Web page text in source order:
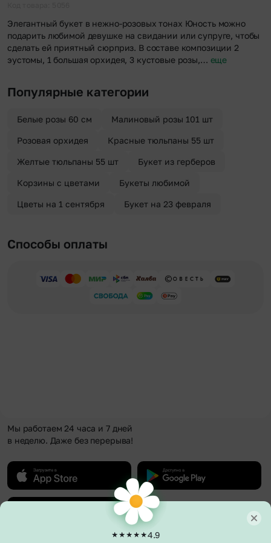
Элегантный букет в нежно-розовых тонах Юность можно
подарить любимой девушке на свидании или супруге, чтобы
сделать ей приятный сюрприз. В составе композиции 2
эустомы, 1 большая орхидея, 3 кустовые розы,… еще
Популярные категории
Белые розы 60 см Малиновый розы 101 шт
Розовая орхидея Красные тюльпаны 55 шт
Желтые тюльпаны 55 шт Букет из герберов
Корзины с цветами Букеты любимой
Цветы на 1 сентября Букет на 23 февраля
Способы оплаты
Мы работаем 24 часа и 7 дней
в неделю. Даже без перерыва!
4.9